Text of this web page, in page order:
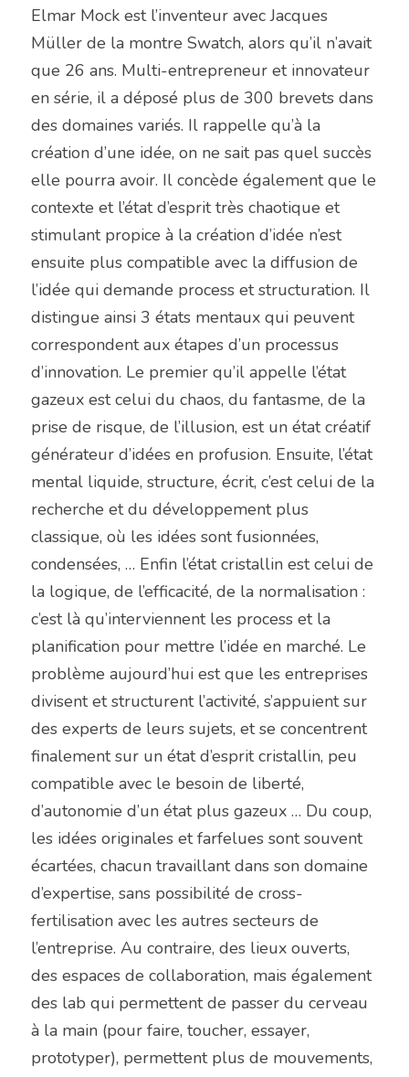
Elmar Mock est l’inventeur avec Jacques
Müller de la montre Swatch, alors qu’il n’avait
que 26 ans. Multi-entrepreneur et innovateur
en série, il a déposé plus de 300 brevets dans
des domaines variés. Il rappelle qu’à la
création d’une idée, on ne sait pas quel succès
elle pourra avoir. Il concède également que le
contexte et l’état d’esprit très chaotique et
stimulant propice à la création d’idée n’est
ensuite plus compatible avec la diffusion de
l’idée qui demande process et structuration. Il
distingue ainsi 3 états mentaux qui peuvent
correspondent aux étapes d’un processus
d’innovation. Le premier qu’il appelle l’état
gazeux est celui du chaos, du fantasme, de la
prise de risque, de l’illusion, est un état créatif
générateur d’idées en profusion. Ensuite, l’état
mental liquide, structure, écrit, c’est celui de la
recherche et du développement plus
classique, où les idées sont fusionnées,
condensées, … Enfin l’état cristallin est celui de
la logique, de l’efficacité, de la normalisation :
c’est là qu’interviennent les process et la
planification pour mettre l’idée en marché. Le
problème aujourd’hui est que les entreprises
divisent et structurent l’activité, s’appuient sur
des experts de leurs sujets, et se concentrent
finalement sur un état d’esprit cristallin, peu
compatible avec le besoin de liberté,
d’autonomie d’un état plus gazeux … Du coup,
les idées originales et farfelues sont souvent
écartées, chacun travaillant dans son domaine
d’expertise, sans possibilité de cross-
fertilisation avec les autres secteurs de
l’entreprise. Au contraire, des lieux ouverts,
des espaces de collaboration, mais également
des lab qui permettent de passer du cerveau
à la main (pour faire, toucher, essayer,
prototyper), permettent plus de mouvements,